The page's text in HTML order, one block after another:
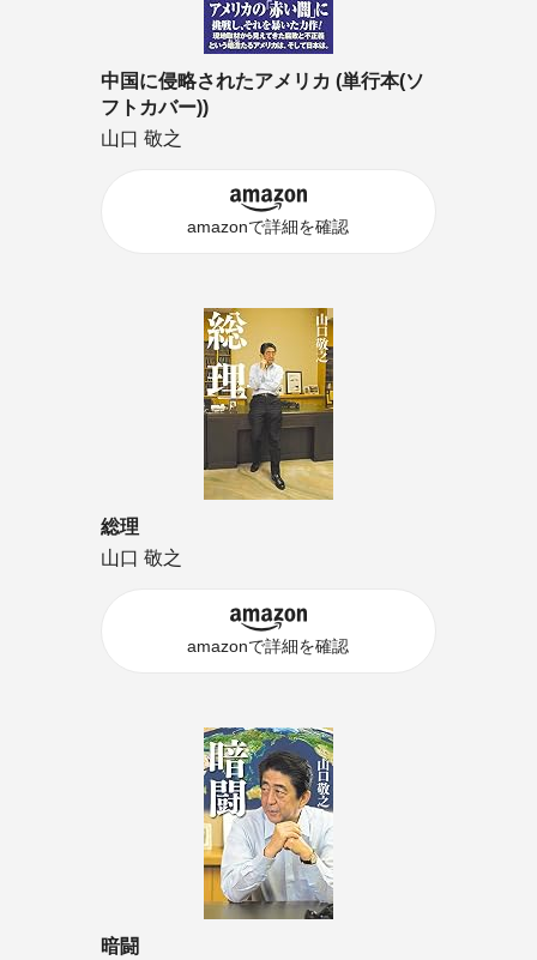
中国に侵略されたアメリカ (単行本(ソ
フトカバー))
山口 敬之
amazonで詳細を確認
総理
山口 敬之
amazonで詳細を確認
暗闘